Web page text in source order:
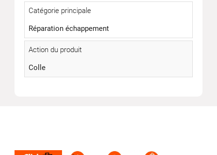
Catégorie principale
Réparation échappement
Action du produit
Colle